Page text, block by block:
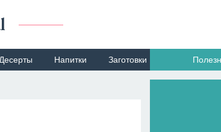
Десерты Напитки Заготовки